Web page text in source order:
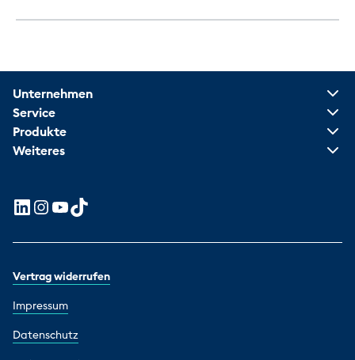
Unternehmen
Service
Produkte
Weiteres
Vertrag widerrufen
Impressum
Datenschutz